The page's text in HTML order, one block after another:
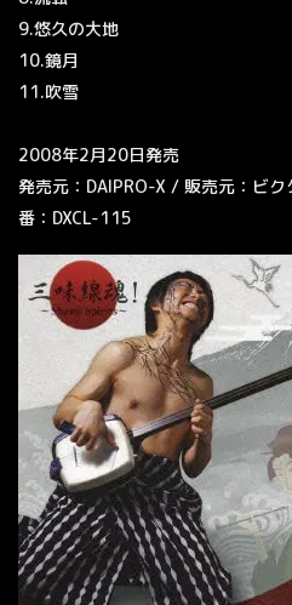
9.悠久の大地
10.鏡月
11.吹雪
2008年2月20日発売
発売元：DAIPRO-X / 販売元：ビ
番：DXCL-115